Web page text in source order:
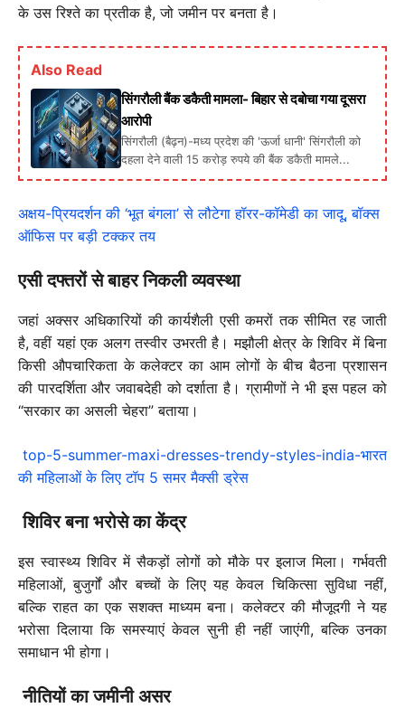
के उस रिश्ते का प्रतीक है, जो जमीन पर बनता है।
Also Read
सिंगरौली बैंक डकैती मामला- बिहार से दबोचा गया दूसरा
आरोपी
सिंगरौली (बैढ़न)-मध्य प्रदेश की 'ऊर्जा धानी' सिंगरौली को
दहला देने वाली 15 करोड़ रुपये की बैंक डकैती मामले...
अक्षय-प्रियदर्शन की ‘भूत बंगला’ से लौटेगा हॉरर-कॉमेडी का जादू, बॉक्स
ऑफिस पर बड़ी टक्कर तय
एसी दफ्तरों से बाहर निकली व्यवस्था
जहां अक्सर अधिकारियों की कार्यशैली एसी कमरों तक सीमित रह जाती
है, वहीं यहां एक अलग तस्वीर उभरती है। मझौली क्षेत्र के शिविर में बिना
किसी औपचारिकता के कलेक्टर का आम लोगों के बीच बैठना प्रशासन
की पारदर्शिता और जवाबदेही को दर्शाता है। ग्रामीणों ने भी इस पहल को
“सरकार का असली चेहरा” बताया।
top-5-summer-maxi-dresses-trendy-styles-india-भारत
की महिलाओं के लिए टॉप 5 समर मैक्सी ड्रेस
शिविर बना भरोसे का केंद्र
इस स्वास्थ्य शिविर में सैकड़ों लोगों को मौके पर इलाज मिला। गर्भवती
महिलाओं, बुजुर्गों और बच्चों के लिए यह केवल चिकित्सा सुविधा नहीं,
बल्कि राहत का एक सशक्त माध्यम बना। कलेक्टर की मौजूदगी ने यह
भरोसा दिलाया कि समस्याएं केवल सुनी ही नहीं जाएंगी, बल्कि उनका
समाधान भी होगा।
नीतियों का जमीनी असर